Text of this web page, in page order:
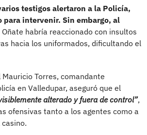
testigos alertaron a la Policía,
para intervenir. Sin embargo, al
Oñate habría reaccionado con insultos
hacia los uniformados, dificultando el
Torres, comandante
en Valledupar, aseguró que el
alterado y fuera de control”,
ofensivas tanto a los agentes como a